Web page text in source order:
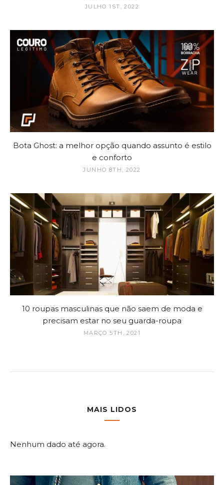
JULHO 1ST, 2022
Bota Ghost: a melhor opção quando assunto é estilo
e conforto
JUNHO 8TH, 2022
10 roupas masculinas que não saem de moda e
precisam estar no seu guarda-roupa
MARÇO 5TH, 2021
MAIS LIDOS
Nenhum dado até agora.